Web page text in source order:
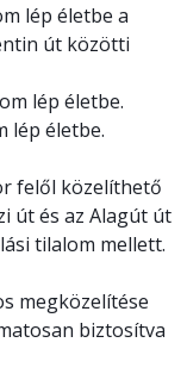
lép életbe a
út közötti
lép életbe.
lép életbe.
felől közelíthető
út és az Alagút út
tilalom mellett.
megközelítése
biztosítva